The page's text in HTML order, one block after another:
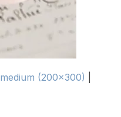
medium (200x300)